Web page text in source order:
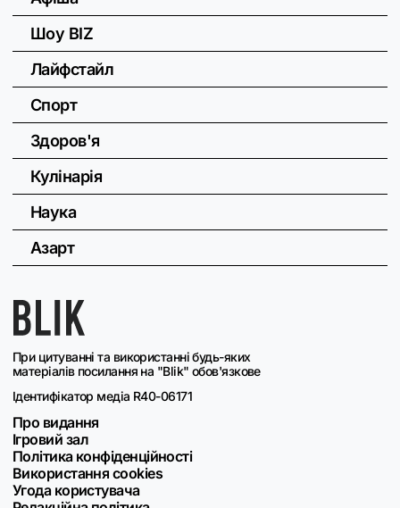
При цитуванні та використанні будь-яких
матеріалів посилання на "Blik" обов'язкове
Ідентифікатор медіа R40-06171
Про видання
Ігровий зал
Політика конфіденційності
Використання cookies
Угода користувача
Шоу BIZ
Лайфстайл
Спорт
Здоров'я
Кулінарія
Наука
Азарт